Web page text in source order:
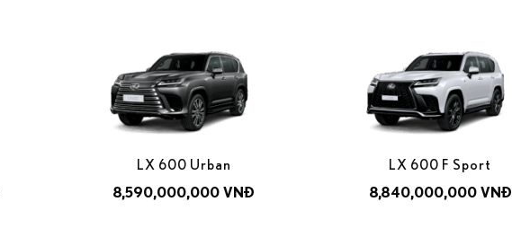
LX 600 Urban
8,590,000,000 VNĐ
LX 600 F Sport
8,840,000,000 VNĐ